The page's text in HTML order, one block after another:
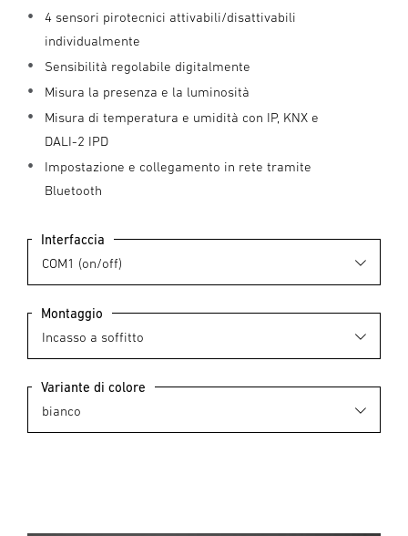
4 sensori pirotecnici attivabili/disattivabili
individualmente
Sensibilità regolabile digitalmente
Misura la presenza e la luminosità
Misura di temperatura e umidità con IP, KNX e
DALI-2 IPD
Impostazione e collegamento in rete tramite
Bluetooth
Interfaccia
Montaggio
Variante di colore